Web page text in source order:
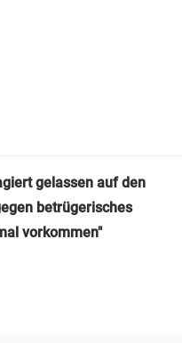
gelassen auf den
betrügerisches
vorkommen"